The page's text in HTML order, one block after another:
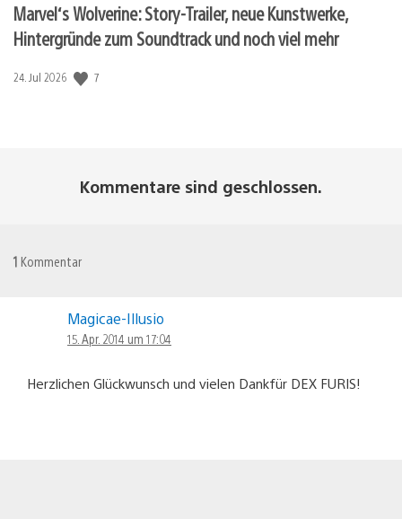
Marvel‘s Wolverine: Story-Trailer, neue Kunstwerke,
Hintergründe zum Soundtrack und noch viel mehr
Veröffentlichungsdatum:
24. Jul 2026 7
Kommentare sind geschlossen.
1 Kommentar
Magicae-Illusio
15. Apr. 2014 um 17:04
Herzlichen Glückwunsch und vielen Dankfür DEX FURIS!